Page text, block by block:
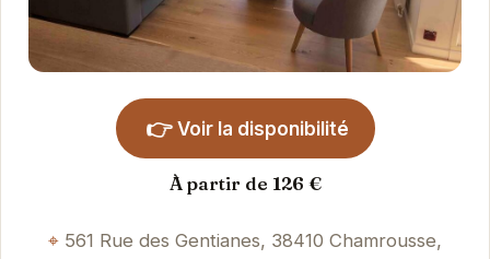
👉 Voir la disponibilité
À partir de 126 €
561 Rue des Gentianes, 38410 Chamrousse,